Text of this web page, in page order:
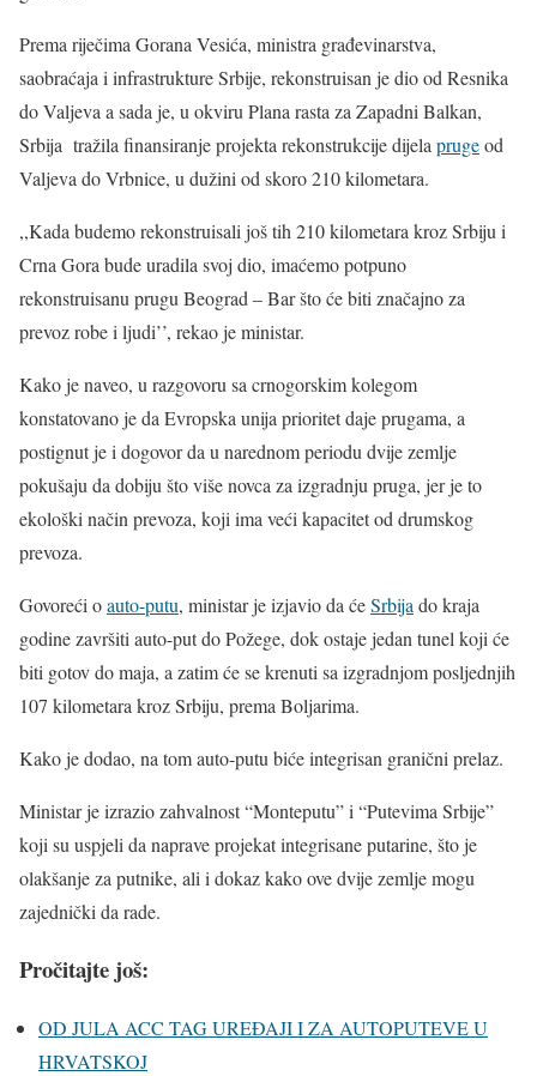
Prema riječima Gorana Vesića, ministra građevinarstva,
saobraćaja i infrastrukture Srbije, rekonstruisan je dio od Resnika
do Valjeva a sada je, u okviru Plana rasta za Zapadni Balkan,
Srbija tražila finansiranje projekta rekonstrukcije dijela prugeod
Valjeva do Vrbnice, u dužini od skoro 210 kilometara.
,,Kada budemo rekonstruisali još tih 210 kilometara kroz Srbiju i
Crna Gora bude uradila svoj dio, imaćemo potpuno
rekonstruisanu prugu Beograd – Bar što će biti značajno za
prevoz robe i ljudi’’, rekao je ministar.
Kako je naveo, u razgovoru sa crnogorskim kolegom
konstatovano je da Evropska unija prioritet daje prugama, a
postignut je i dogovor da u narednom periodu dvije zemlje
pokušaju da dobiju što više novca za izgradnju pruga, jer je to
ekološki način prevoza, koji ima veći kapacitet od drumskog
prevoza.
Govoreći oauto-putu, ministar je izjavio da ćeSrbija do kraja
godine završiti auto-put do Požege, dok ostaje jedan tunel koji će
biti gotov do maja, a zatim će se krenuti sa izgradnjom posljednjih
107 kilometara kroz Srbiju, prema Boljarima.
Kako je dodao, na tom auto-putu biće integrisan granični prelaz.
Ministar je izrazio zahvalnost “Monteputu” i “Putevima Srbije”
koji su uspjeli da naprave projekat integrisane putarine, što je
olakšanje za putnike, ali i dokaz kako ove dvije zemlje mogu
zajednički da rade.
Pročitajte još:
OD JULA ACC TAG UREĐAJI I ZA AUTOPUTEVE U
HRVATSKOJ